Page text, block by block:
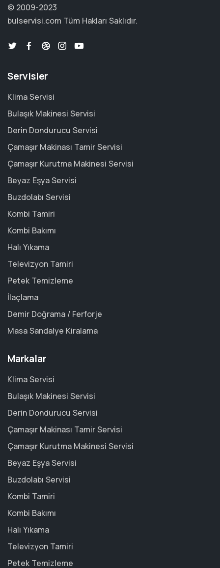
© 2009-2023
bulservisi.com Tüm Hakları Saklıdır.
Servisler
Klima Servisi
Bulaşık Makinesi Servisi
Derin Dondurucu Servisi
Çamaşır Makinası Tamir Servisi
Çamaşır Kurutma Makinesi Servisi
Beyaz Eşya Servisi
Buzdolabı Servisi
Kombi Tamiri
Kombi Bakımı
Halı Yıkama
Televizyon Tamiri
Petek Temizleme
İlaçlama
Demir Doğrama / Ferforje
Masa Sandalye Kiralama
Markalar
Klima Servisi
Bulaşık Makinesi Servisi
Derin Dondurucu Servisi
Çamaşır Makinası Tamir Servisi
Çamaşır Kurutma Makinesi Servisi
Beyaz Eşya Servisi
Buzdolabı Servisi
Kombi Tamiri
Kombi Bakımı
Halı Yıkama
Televizyon Tamiri
Petek Temizleme